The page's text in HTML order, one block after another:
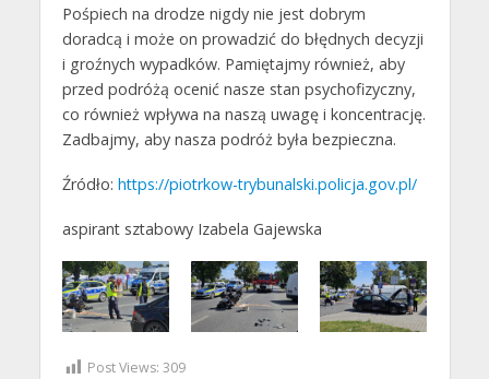
Pośpiech na drodze nigdy nie jest dobrym
doradcą i może on prowadzić do błędnych decyzji
i groźnych wypadków. Pamiętajmy również, aby
przed podróżą ocenić nasze stan psychofizyczny,
co również wpływa na naszą uwagę i koncentrację.
Zadbajmy, aby nasza podróż była bezpieczna.
Źródło: https://piotrkow-trybunalski.policja.gov.pl/
aspirant sztabowy Izabela Gajewska
Post Views: 309